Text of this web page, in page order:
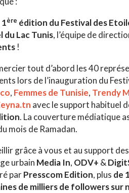
1ère édition du Festival des
du Lac Tunis, l’équipe de
!
tout d’abord les 40
lors de l’inauguration du
, Femmes de Tunisie, Trendy
avec le support habituel
. La couverture médiatique
mois de Ramadan.
grâce à vous et au support
urbain Media In, ODV+ &
parPresscom Edition, plus de
de milliers de followers sur
2025/26 : Une
au Lac